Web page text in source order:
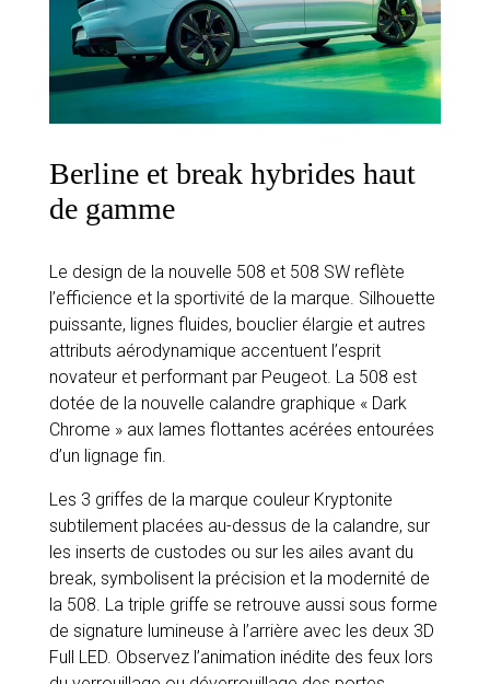
Berline et break hybrides haut
de gamme
Le design de la nouvelle 508 et 508 SW reflète
l’efficience et la sportivité de la marque. Silhouette
puissante, lignes fluides, bouclier élargie et autres
attributs aérodynamique accentuent l’esprit
novateur et performant par Peugeot. La 508 est
dotée de la nouvelle calandre graphique « Dark
Chrome » aux lames flottantes acérées entourées
d’un lignage fin.
Les 3 griffes de la marque couleur Kryptonite
subtilement placées au-dessus de la calandre, sur
les inserts de custodes ou sur les ailes avant du
break, symbolisent la précision et la modernité de
la 508. La triple griffe se retrouve aussi sous forme
de signature lumineuse à l’arrière avec les deux 3D
Full LED. Observez l’animation inédite des feux lors